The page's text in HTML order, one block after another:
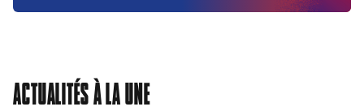
ACTUALITÉS À LA UNE